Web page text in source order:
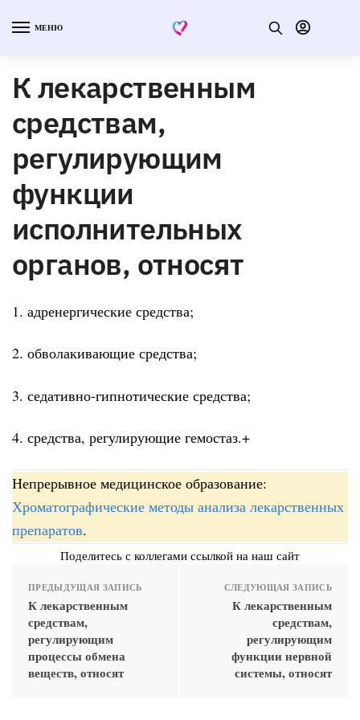
МЕНЮ
К лекарственным
средствам,
регулирующим
функции
исполнительных
органов, относят
1. адренергические средства;
2. обволакивающие средства;
3. седативно-гипнотические средства;
4. средства, регулирующие гемостаз.+
Непрерывное медицинское образование:
Хроматографические методы анализа лекарственных
препаратов.
Поделитесь с коллегами ссылкой на наш сайт
ПРЕДЫДУЩАЯ ЗАПИСЬ
К лекарственным
средствам,
регулирующим
процессы обмена
веществ, относят
СЛЕДУЮЩАЯ ЗАПИСЬ
К лекарственным
средствам,
регулирующим
функции нервной
системы, относят